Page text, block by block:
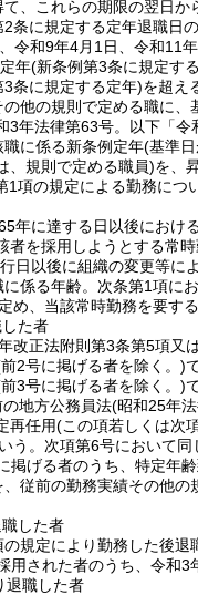
、これらの期限の翌日
条に規定する定年退職日
令和9年4月1日、令和11
年(新条例第3条に規定す
条に規定する定年)を超え
他の規則で定める職に
3年法律第63号。以下「令
に係る新条例定年(基準
、規則で定める職員)を、
項の規定による勤務につ
年に達する日以後におけ
者を採用しようとする常
日以後に組織の変更等
係る年齢。次条第1項に
め、当該常時勤務を要す
た者
改正法附則第3条第5項
2号に掲げる者を除く。)
3号に掲げる者を除く。)
地方公務員法(昭和25年
再任用(この項若しくは次
う。次項第6号において同
げる者のうち、特定年
従前の勤務実績その他
した者
規定により勤務した後退
用された者のうち、令和
退職した者